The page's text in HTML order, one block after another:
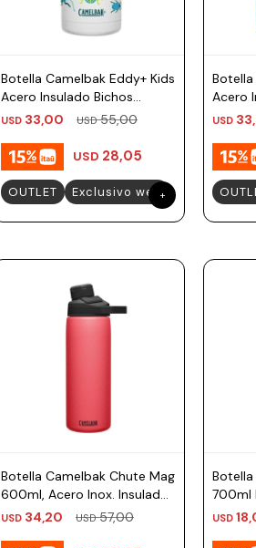
Botella Camelbak Eddy+ Kids
Acero Insulado Bichos
350ml
USD 33,00 USD 55,00
USD 28,05
OUTLET Exclusivo web
Botella
Acero
USD
Botella Camelbak Chute Mag
600ml, Acero Inox. Insulado
- Frutilla Salvaje
USD 34,20 USD 57,00
700ml
White
USD